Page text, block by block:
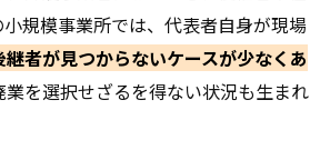
規模事業所では、代表者自身が現場
者が見つからないケースが少なくあ
を選択せざるを得ない状況も生まれ